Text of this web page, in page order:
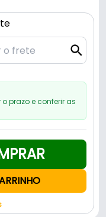
prazo e conferir as